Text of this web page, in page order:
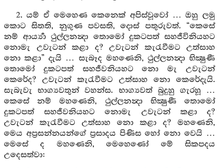
2. යම් ඒ මෙහෙණ කෙනෙක් අපිස්වූවෝ … ඔහු ලමු
කොට සිතති, නුගුණ පවසති, දොස් පතුරුවත්. “කෙසේ
නම් ආර්‍ය්‍යා ථුල්ලනන්‍දා තොමෝ දුකටපත් සහජීවිනියහට
නොමැ උවැටන් කළා ද? උවැටන් කැරැවීමට උත්සාහ
නො කළා” දැයි … සැබෑද මහණෙනි, ථුල්ලනන්‍දා භික්‍ෂුණී
තොමෝ දුකටපත් සහජීවනියහට නො මැ උවැටන්
කෙරේද? උවැටන් කැරැවීමට උත්සාහ නො කෙරේදැයි.
සැබැවැ භාග්‍යවතුන් වහන්ස. භාග්‍යවත් බුදුහු ගැරහූ …
කෙසේ නම් මහණෙනි, ථුල්ලනන්‍දා භික්‍ෂුණී තොමෝ
දුකටපත් සහජීවනියහට නොමැ උවැටන් කළා ද?
උවැටන් කැරැවීමට උත්සාහ නො කළා ද? මහණෙනි,
මෙය අප්‍රසන්නයන්ගේ ප්‍රසාදය පිණිස හෝ නො වෙයි …
මෙසේ ද මහණෙනි, මෙහෙණෝ මේ සිකපදය
උදෙසත්වා: